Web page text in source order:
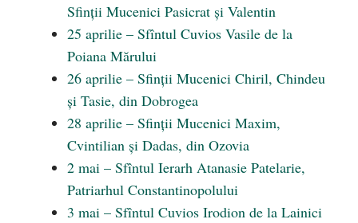
Sfinții Mucenici Pasicrat și Valentin
25 aprilie – Sfîntul Cuvios Vasile de la
Poiana Mărului
26 aprilie – Sfinții Mucenici Chiril, Chindeu
și Tasie, din Dobrogea
28 aprilie – Sfinții Mucenici Maxim,
Cvintilian și Dadas, din Ozovia
2 mai – Sfîntul Ierarh Atanasie Patelarie,
Patriarhul Constantinopolului
3 mai – Sfîntul Cuvios Irodion de la Lainici